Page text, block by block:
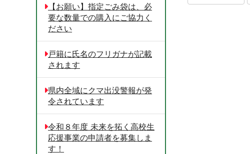
【お願い】指定ごみ袋は、必
要な数量での購入にご協力く
ださい
戸籍に氏名のフリガナが記載
されます
県内全域にクマ出没警報が発
令されています
令和８年度 未来を拓く高校生
応援事業の申請者を募集しま
す！